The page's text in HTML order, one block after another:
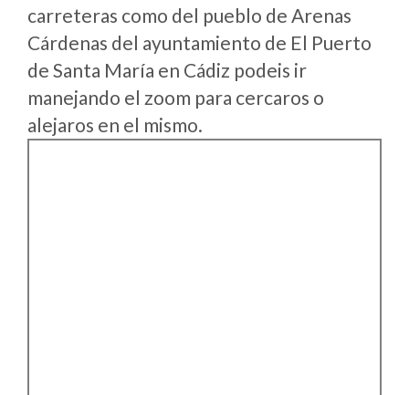
carreteras como del pueblo de Arenas
Cárdenas del ayuntamiento de El Puerto
de Santa María en Cádiz podeis ir
manejando el zoom para cercaros o
alejaros en el mismo.